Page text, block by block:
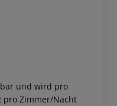
und wird pro
pro Zimmer/Nacht